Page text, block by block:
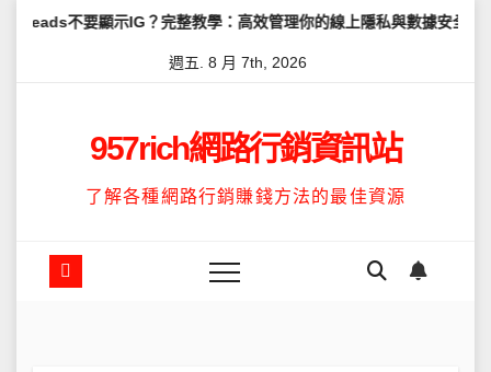
IG？完整教學：高效管理你的線上隱私與數據安全 怎麼讓
週五. 8 月 7th, 2026
957rich網路行銷資訊站
了解各種網路行銷賺錢方法的最佳資源